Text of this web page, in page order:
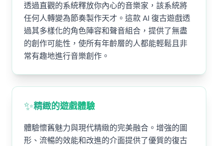
透過直觀的系統釋放你內心的音樂家，該系統將
任何人轉變為節奏製作天才。這款 AI 復古遊戲透
過其多樣化的角色陣容和聲音組合，提供了無盡
的創作可能性，使所有年齡層的人都能輕鬆且非
常有趣地進行音樂創作。
✨精緻的遊戲體驗
體驗懷舊魅力與現代精緻的完美融合。增強的圖
形、流暢的效能和改進的介面提供了優質的復古